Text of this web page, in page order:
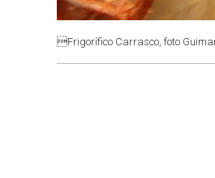
Frigorífico Carrasco, foto